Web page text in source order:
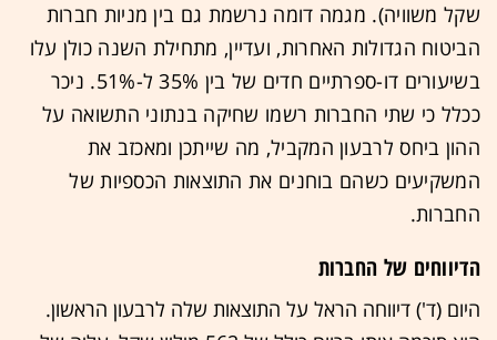
שקל משוויה). מגמה דומה נרשמת גם בין מניות חברות
הביטוח הגדולות האחרות, ועדיין, מתחילת השנה כולן עלו
בשיעורים דו-ספרתיים חדים של בין 35% ל-51%. ניכר
ככלל כי שתי החברות רשמו שחיקה בנתוני התשואה על
ההון ביחס לרבעון המקביל, מה שייתכן ומאכזב את
המשקיעים כשהם בוחנים את התוצאות הכספיות של
החברות.
הדיווחים של החברות
היום (ד') דיווחה הראל על התוצאות שלה לרבעון הראשון.